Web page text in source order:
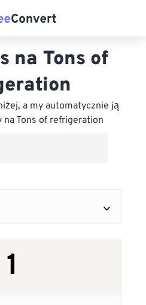
na Tons of
a my automatycznie ją
Tons of refrigeration